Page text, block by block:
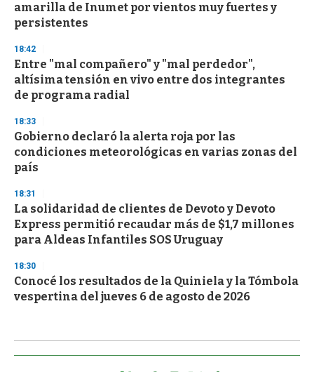
amarilla de Inumet por vientos muy fuertes y
persistentes
18:42
Entre "mal compañero" y "mal perdedor",
altísima tensión en vivo entre dos integrantes
de programa radial
18:33
Gobierno declaró la alerta roja por las
condiciones meteorológicas en varias zonas del
país
18:31
La solidaridad de clientes de Devoto y Devoto
Express permitió recaudar más de $1,7 millones
para Aldeas Infantiles SOS Uruguay
18:30
Conocé los resultados de la Quiniela y la Tómbola
vespertina del jueves 6 de agosto de 2026